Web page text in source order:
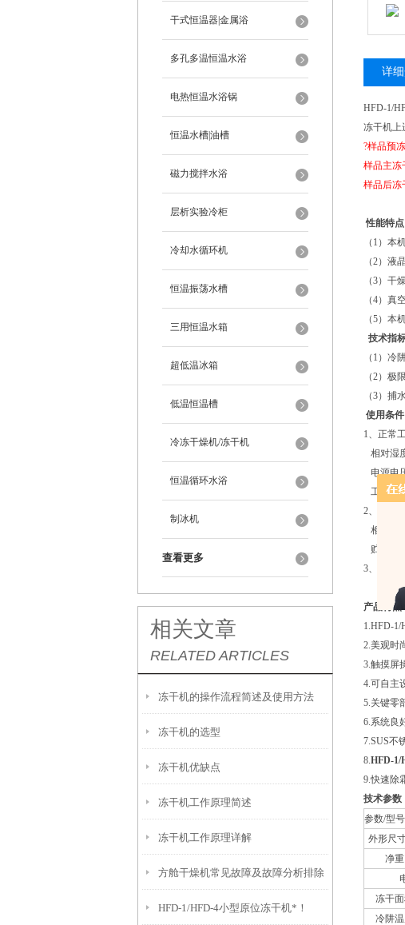
干式恒温器|金属浴
多孔多温恒温水浴
电热恒温水浴锅
恒温水槽|油槽
磁力搅拌水浴
层析实验冷柜
冷却水循环机
恒温振荡水槽
三用恒温水箱
超低温冰箱
低温恒温槽
冷冻干燥机/冻干机
恒温循环水浴
制冰机
查看更多
相关文章
RELATED ARTICLES
冻干机的操作流程简述及使用方法
冻干机的选型
冻干机优缺点
冻干机工作原理简述
冻干机工作原理详解
方舱干燥机常见故障及故障分析排除
HFD-1/HFD-4小型原位冻干机*！
详
HFD-1/
冻干机上
?样品预
样品主冻
样品后冻
性能特点
（1）本
（2）液
（3）干
（4）真
（5）本
技术指
（1）冷
（2）极
（3）捕
使用条件
1、正常
相对湿
电源电
工作环
2、运输
相对湿
贮存环
3、安全
产品特点：
1.HFD-1/
2.美观时
3.触摸屏
4.可自主
5.关键零
6.系统良
7.SUS不
8.HFD-1/
9.快速除
技术参数
参数/型号
外形尺
净重
冻干面
冷阱